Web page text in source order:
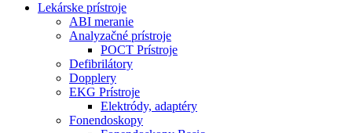
Lekárske prístroje
ABI meranie
Analyzačné prístroje
POCT Prístroje
Defibrilátory
Dopplery
EKG Prístroje
Elektródy, adaptéry
Fonendoskopy